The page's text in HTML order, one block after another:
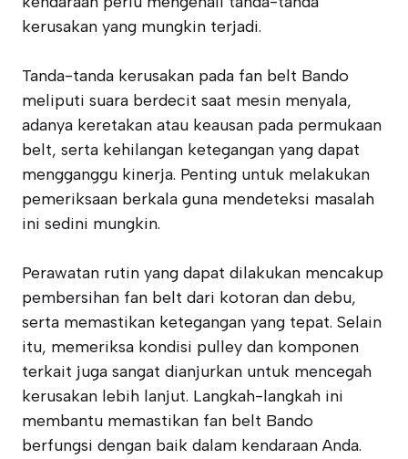
kerusakan yang mungkin terjadi.
Tanda-tanda kerusakan pada fan belt Bando
meliputi suara berdecit saat mesin menyala,
adanya keretakan atau keausan pada permukaan
belt, serta kehilangan ketegangan yang dapat
mengganggu kinerja. Penting untuk melakukan
pemeriksaan berkala guna mendeteksi masalah
ini sedini mungkin.
Perawatan rutin yang dapat dilakukan mencakup
pembersihan fan belt dari kotoran dan debu,
serta memastikan ketegangan yang tepat. Selain
itu, memeriksa kondisi pulley dan komponen
terkait juga sangat dianjurkan untuk mencegah
kerusakan lebih lanjut. Langkah-langkah ini
membantu memastikan fan belt Bando
berfungsi dengan baik dalam kendaraan Anda.